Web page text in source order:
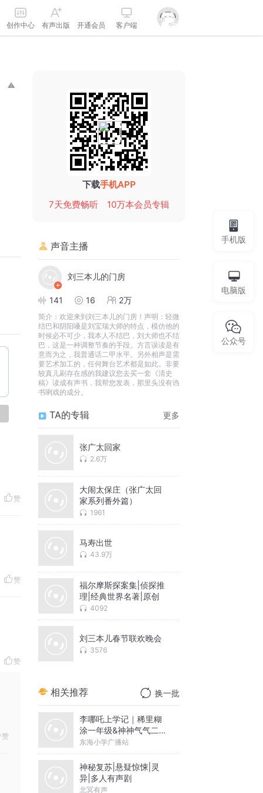
创作中心 有声出版 开通会员 客户端
赞
赞
赞
赞
下载手机APP
7天免费畅听
10万本会员专辑
声音主播
刘三本儿的门房
141 16 2万
简介： 欢迎来到刘三本儿的门房！声明：轻微
结巴和阴阳嗓是刘宝瑞大师的特点，模仿他的
时候必不可少，我本人不结巴，刘大师也不结
巴，这是一种调整节奏的手段。方言误读是有
意而为之，我普通话二甲水平。另外相声是需
要艺术加工的，任何舞台艺术都是如此。非要
较真儿刷存在感的我建议您去买一套《清史
稿》读成有声书，我帮您发表，那里头没有诌
书咧戏的成分。
TA的专辑 更多
张广太回家
2.6万
大闹太保庄（张广太回
家系列番外篇）
1961
马寿出世
43.9万
福尔摩斯探案集|侦探推
理|经典世界名著|原创
4092
刘三本儿春节联欢晚会
3576
相关推荐 换一批
李哪吒上学记｜稀里糊
涂一年级&神神气气二年
级
东海小学广播站
神秘复苏|悬疑惊悚|灵
异|多人有声剧
北冥有声
手机版
电脑版
公众号